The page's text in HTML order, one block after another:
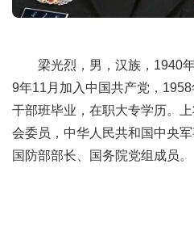
梁光烈，男，汉族，1940年
9年11月加入中国共产党，
干部班毕业，在职大专学历。
会委员，中华人民共和国中央
国防部部长、国务院党组成员。